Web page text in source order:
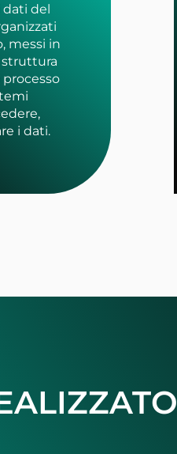
dati del
messi in
struttura
i dati.